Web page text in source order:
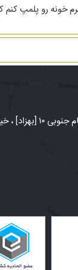
برم خونه رو پلمپ